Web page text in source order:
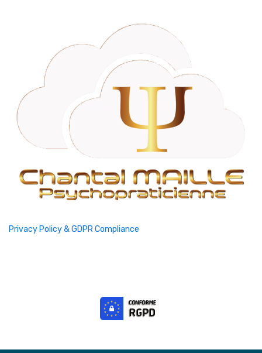
Privacy Policy & GDPR Compliance